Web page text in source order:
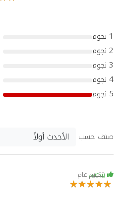
1 نجوم
2 نجوم
3 نجوم
4 نجوم
5 نجوم
صنف حسب الأحدث أولاً
تقييم عام
يوصي